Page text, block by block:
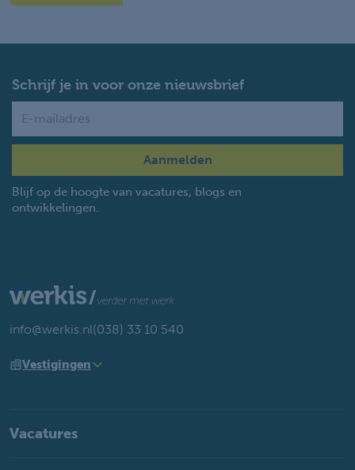
Schrijf je in voor onze nieuwsbrief
Blijf op de hoogte van vacatures, blogs en
ontwikkelingen.
info@werkis.nl(038) 33 10 540
Vestigingen
Vacatures